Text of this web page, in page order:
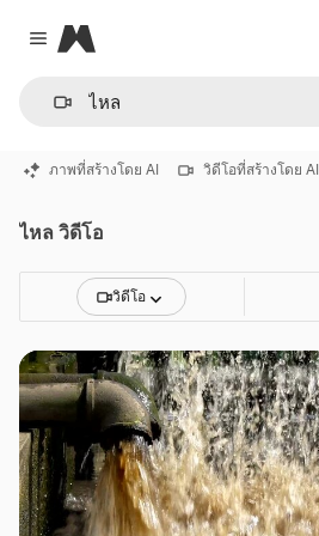
Close menu
Magnific
ภาพที่สร้างโดย AI วิดีโอที่สร้างโดย AI
ไหล วิดีโอ
วิดีโอ